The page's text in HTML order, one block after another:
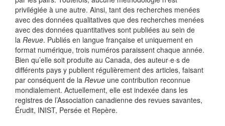
privilégiée à une autre. Ainsi, tant des recherches menées
avec des données qualitatives que des recherches menées
avec des données quantitatives sont publiées au sein de
la Revue. Publiés en langue française et uniquement en
format numérique, trois numéros paraissent chaque année.
Bien qu’elle soit produite au Canada, des auteur·e·s de
différents pays y publient régulièrement des articles, faisant
par conséquent de la Revue une contribution reconnue
mondialement. Actuellement, elle est indexée dans les
registres de l’Association canadienne des revues savantes,
Érudit, INIST, Persée et Repère.